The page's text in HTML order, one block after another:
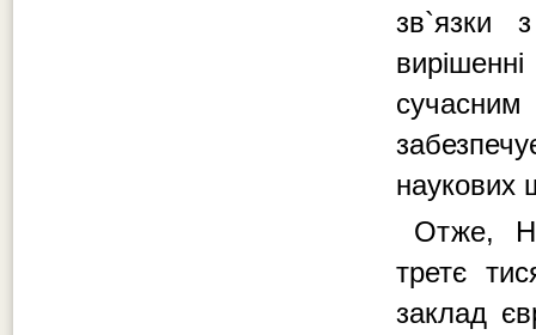
зв`язки
наукових
Отже,
третє
заклад